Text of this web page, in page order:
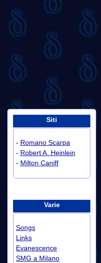
Siti
- Romano Scarpa
- Robert A. Heinlein
- Milton Caniff
Varie
Songs
Links
Evanescence
SMG a Milano